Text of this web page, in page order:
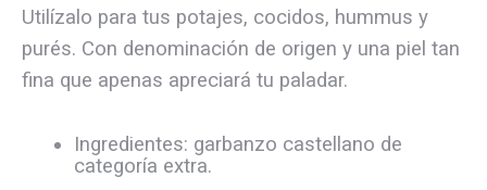
Utilízalo para tus potajes, cocidos, hummus y
purés. Con denominación de origen y una piel tan
fina que apenas apreciará tu paladar.
Ingredientes: garbanzo castellano de
categoría extra.